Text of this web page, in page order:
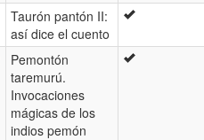
Taurón pantón II:
así dice el cuento
Pemontón
taremurú.
Invocaciones
mágicas de los
indios pemón